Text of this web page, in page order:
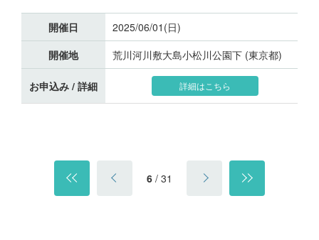
開催日
2025/06/01(日)
開催地
荒川河川敷大島小松川公園下 (東京都)
お申込み / 詳細 詳細はこちら
6 / 31